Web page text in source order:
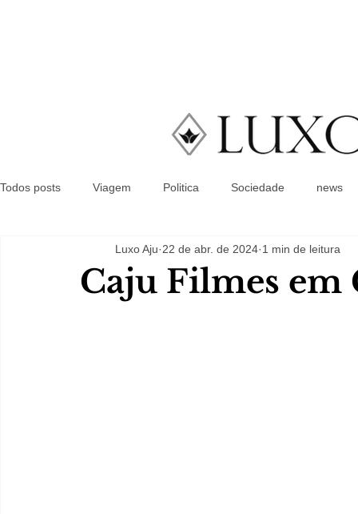
Todos posts Viagem Politica Sociedade news
Caju Filmes em
Luxo Aju 22 de abr. de 2024 1 min de leitura